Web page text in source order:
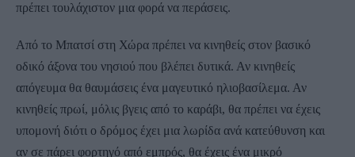
πρέπει τουλάχιστον μια φορά να περάσεις.
Από το Μπατσί στη Χώρα πρέπει να κινηθείς στον βασικό
οδικό άξονα του νησιού που βλέπει δυτικά. Αν κινηθείς
απόγευμα θα θαυμάσεις ένα μαγευτικό ηλιοβασίλεμα. Αν
κινηθείς πρωί, μόλις βγεις από το καράβι, θα πρέπει να έχεις
υπομονή διότι ο δρόμος έχει μια λωρίδα ανά κατεύθυνση και
αν σε πάρει φορτηγό από εμπρός, θα έχεις ένα μικρό